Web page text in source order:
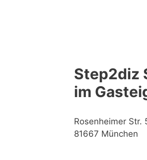
Step2diz
im
Rosenheimer Str.
81667 München